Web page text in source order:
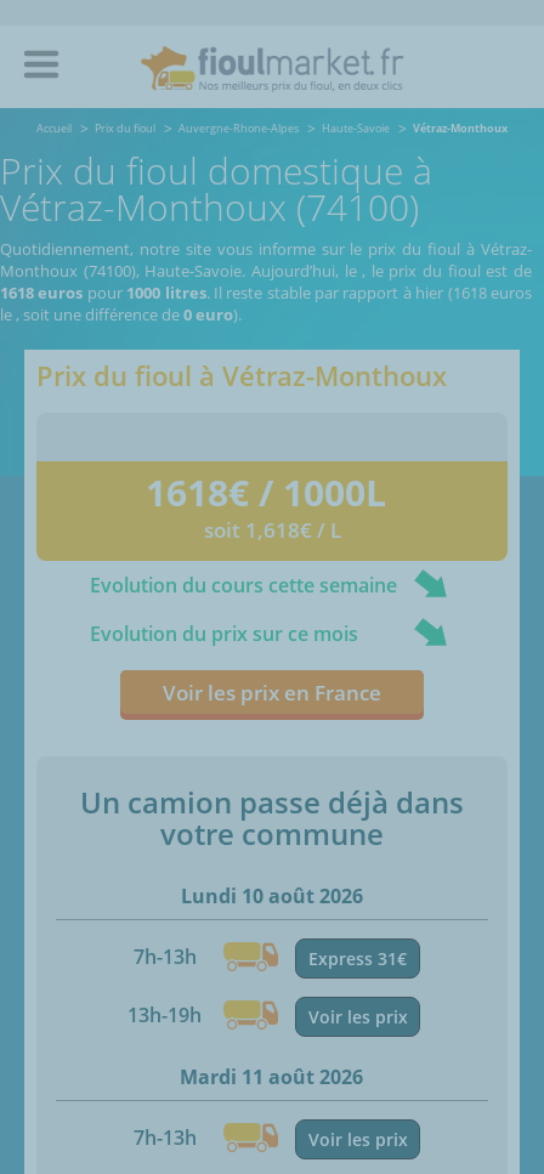
Accueil Prix du fioul Auvergne-Rhone-Alpes Haute-Savoie Vétraz-Monthoux
Prix du fioul domestique à
Vétraz-Monthoux (74100)
Quotidiennement, notre site vous informe sur le prix du fioul à Vétraz-
Monthoux (74100), Haute-Savoie. Aujourd’hui, le , le prix du fioul est de
1618 euros pour 1000 litres. Il reste stable par rapport à hier (1618 euros
le , soit une différence de0 euro).
Prix du fioul à Vétraz-Monthoux
1618€ / 1000L
soit 1,618€ / L
Evolution du cours cette semaine
Evolution du prix sur ce mois
Voir les prix en France
Un camion passe déjà dans
votre commune
Lundi 10 août 2026
7h-13h Express 31€
13h-19h Voir les prix
Mardi 11 août 2026
7h-13h Voir les prix